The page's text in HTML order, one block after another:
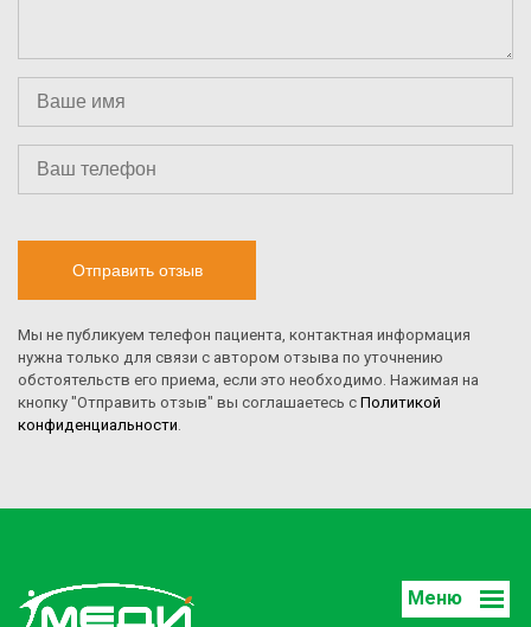
Отправить отзыв
Мы не публикуем телефон пациента, контактная информация
нужна только для связи с автором отзыва по уточнению
обстоятельств его приема, если это необходимо. Нажимая на
кнопку "Отправить отзыв" вы соглашаетесь с Политикой
конфиденциальности.
Меню